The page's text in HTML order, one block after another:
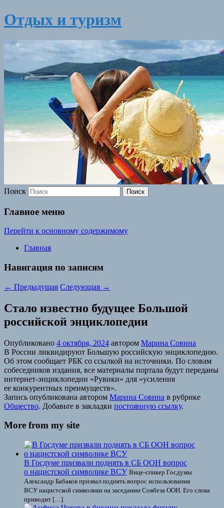
Отдых и туризм
Поиск
Главное меню
Перейти к основному содержимому
Главная
Навигация по записям
← Предыдущая Следующая →
Стало известно будущее Большой
российской энциклопедии
Опубликовано 4 октября, 2024 автором Марина Совина
В России ликвидируют Большую российскую энциклопедию.
Об этом сообщает РБК со ссылкой на источники. По словам
собеседников издания, все материалы портала будут переданы
интернет-энциклопедии «Рувики» для «усиления
ее конкурентных преимуществ».
Запись опубликована автором Марина Совина в рубрике
Общество. Добавьте в закладки постоянную ссылку.
More from my site
В Госдуме призвали поднять в СБ ООН вопрос
о нацистской символике ВСУ Вице-спикер Госдумы
Александр Бабаков призвал поднять вопрос использования
ВСУ нацистской символики на заседании Совбеза ООН. Его слова
приводит […]